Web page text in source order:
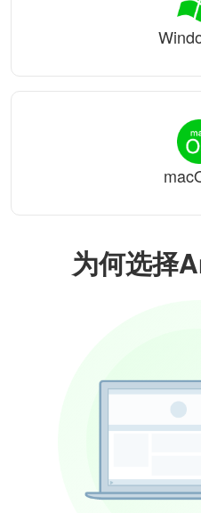
为何选择